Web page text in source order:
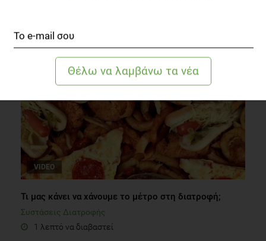
1 λεπτό να διαβαστεί
VIDEO
Τι μας κάνει να χάνουμε το μέτρο στη διατροφή;
Συστάσεις Διατροφής
1 λεπτό να διαβαστεί